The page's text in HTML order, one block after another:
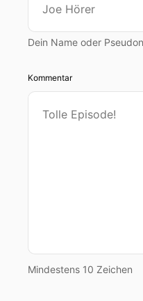
Dein Name oder
Kommentar
Mindestens 10 Zeichen